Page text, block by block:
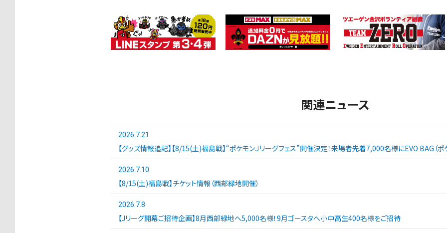
関連ニュース
2026.7.21
【グッズ情報追記】【8/15(土)福島戦】“ポケモンＪリーグフェス”開催決定！来場者先着7,000名様にEVO BAG（ポ
2026.7.10
【8/15(土)福島戦】チケット情報（西部緑地開催）
2026.7.8
【Jリーグ開幕ご招待企画】8月西部緑地へ5,000名様！9月ゴースタへ小中高生400名様をご招待